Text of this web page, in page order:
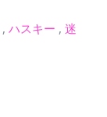
, ハスキー , 迷